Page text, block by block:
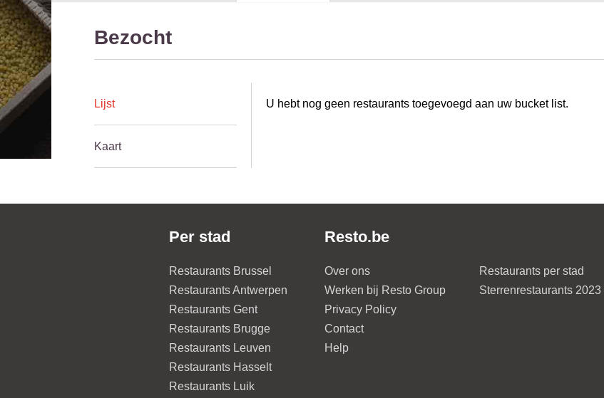
Bezocht
Lijst
Kaart
U hebt nog geen restaurants toegevoegd aan uw bucket list.
Per stad
Restaurants Brussel
Restaurants Antwerpen
Restaurants Gent
Restaurants Brugge
Restaurants Leuven
Restaurants Hasselt
Restaurants Luik
Resto.be
Over ons
Werken bij Resto Group
Privacy Policy
Contact
Help
Restaurants per stad
Sterrenrestaurants 2023